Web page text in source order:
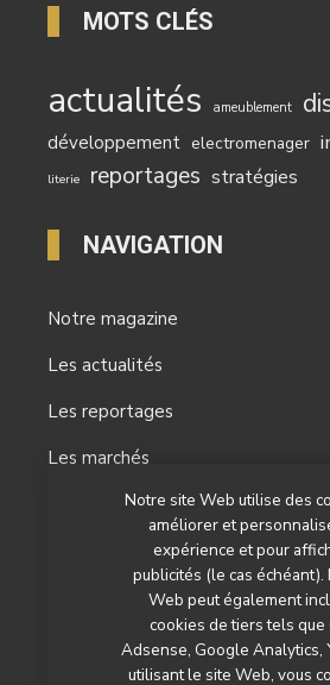
Notre site Web utilise des
améliorer et
expérience et pour
publicités (le cas échéant).
Web peut également
cookies de tiers tels que
Adsense, Google Analytics,
utilisant le site Web, vous
MOTS CLÉS
actualités ameublement
développement electromenager
literie reportages stratégies
NAVIGATION
Notre magazine
Les actualités
Les reportages
Les marchés
Nos autres titres
Qui sommes-nous ?